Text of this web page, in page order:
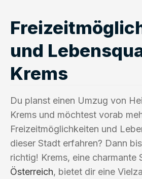
und
Krems
Du planst einen Umzug von
Krems und möchtest vorab
Freizeitmöglichkeiten und
dieser Stadt erfahren? Dann
richtig! Krems, eine charmante
Österreich, bietet dir eine